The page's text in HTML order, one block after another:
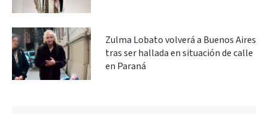
Zulma Lobato volverá a Buenos Aires
tras ser hallada en situación de calle
en Paraná